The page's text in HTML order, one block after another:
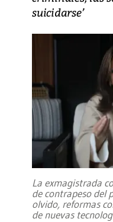
suicidarse’
La exmagistrada
de contrapeso del
olvido, reformas
de nuevas